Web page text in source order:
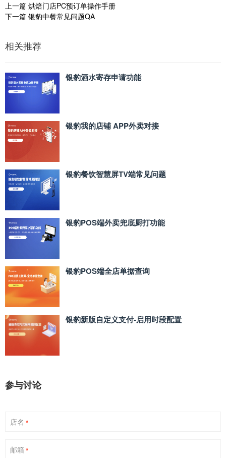
上一篇 烘焙门店PC预订单操作手册
下一篇 银豹中餐常见问题QA
相关推荐
银豹酒水寄存申请功能
银豹我的店铺 APP外卖对接
银豹餐饮智慧屏TV端常见问题
银豹POS端外卖兜底厨打功能
银豹POS端全店单据查询
银豹新版自定义支付‑启用时段配置
参与讨论
店名 *
邮箱 *